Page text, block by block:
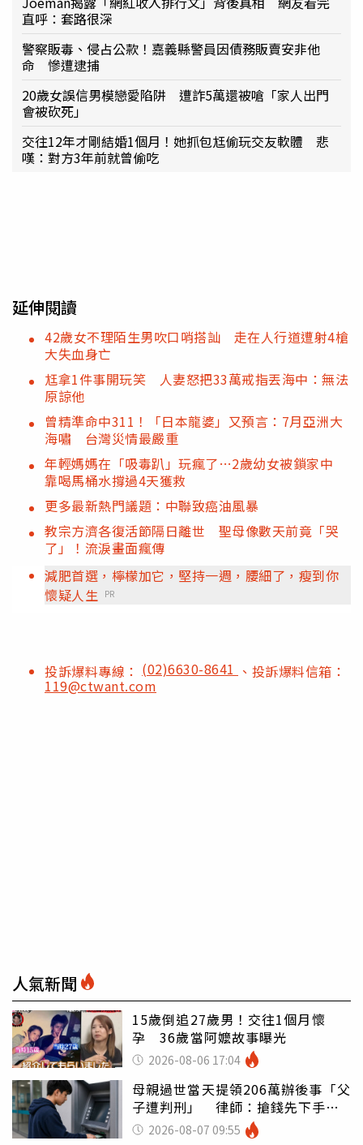
直呼：套路很深
警察販毒、侵占公款！嘉義縣警員因債務販賣安非他
命 慘遭逮捕
20歲女誤信男模戀愛陷阱 遭詐5萬還被嗆「家人出門
會被砍死」
交往12年才剛結婚1個月！她抓包尪偷玩交友軟體 悲
嘆：對方3年前就曾偷吃
延伸閱讀
42歲女不理陌生男吹口哨搭訕 走在人行道遭射4槍
大失血身亡
尪拿1件事開玩笑 人妻怒把33萬戒指丟海中：無法
原諒他
曾精準命中311！「日本龍婆」又預言：7月亞洲大
海嘯 台灣災情最嚴重
年輕媽媽在「吸毒趴」玩瘋了…2歲幼女被鎖家中
靠喝馬桶水撐過4天獲救
更多最新熱門議題：中聯致癌油風暴
教宗方濟各復活節隔日離世 聖母像數天前竟「哭
了」！流淚畫面瘋傳
減肥首選，檸檬加它，堅持一週，腰細了，瘦到你
懷疑人生 PR
投訴爆料專線： (02)6630-8641 、投訴爆料信箱：
119@ctwant.com
人氣新聞
15歲倒追27歲男！交往1個月懷
孕 36歲當阿嬤故事曝光
2026-08-06 17:04
母親過世當天提領206萬辦後事「父
子遭判刑」 律師：搶錢先下手是
罪 2026-08-07 09:55